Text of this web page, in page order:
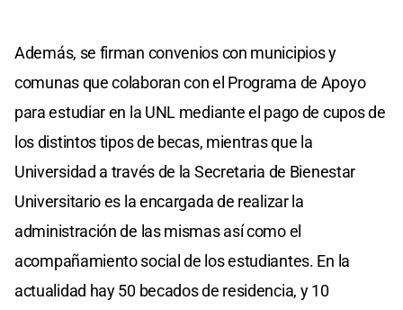
Además, se firman convenios con municipios y
comunas que colaboran con el Programa de Apoyo
para estudiar en la UNL mediante el pago de cupos de
los distintos tipos de becas, mientras que la
Universidad a través de la Secretaria de Bienestar
Universitario es la encargada de realizar la
administración de las mismas así como el
acompañamiento social de los estudiantes. En la
actualidad hay 50 becados de residencia, y 10